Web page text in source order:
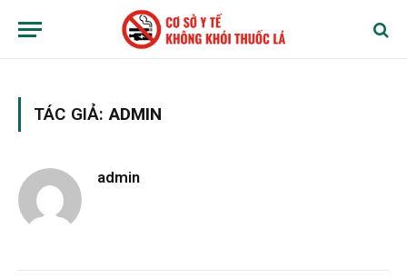
TÁC GIẢ:ADMIN
admin